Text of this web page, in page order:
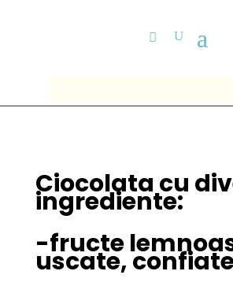
Ciocolata cu
ingrediente:
-fructe
uscate,